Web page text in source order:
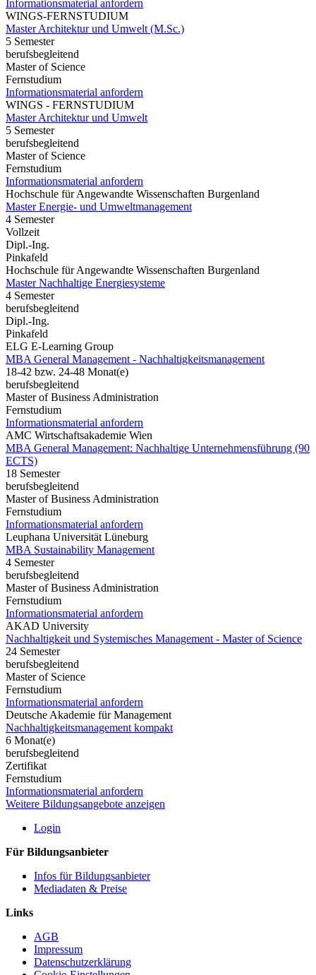
Informationsmaterial anfordern
WINGS-FERNSTUDIUM
Master Architektur und Umwelt (M.Sc.)
5 Semester
berufsbegleitend
Master of Science
Fernstudium
Informationsmaterial anfordern
WINGS - FERNSTUDIUM
Master Architektur und Umwelt
5 Semester
berufsbegleitend
Master of Science
Fernstudium
Informationsmaterial anfordern
Hochschule für Angewandte Wissenschaften Burgenland
Master Energie- und Umweltmanagement
4 Semester
Vollzeit
Dipl.-Ing.
Pinkafeld
Hochschule für Angewandte Wissenschaften Burgenland
Master Nachhaltige Energiesysteme
4 Semester
berufsbegleitend
Dipl.-Ing.
Pinkafeld
ELG E-Learning Group
MBA General Management - Nachhaltigkeitsmanagement
18-42 bzw. 24-48 Monat(e)
berufsbegleitend
Master of Business Administration
Fernstudium
Informationsmaterial anfordern
AMC Wirtschaftsakademie Wien
MBA General Management: Nachhaltige Unternehmensführung (90
ECTS)
18 Semester
berufsbegleitend
Master of Business Administration
Fernstudium
Informationsmaterial anfordern
Leuphana Universität Lüneburg
MBA Sustainability Management
4 Semester
berufsbegleitend
Master of Business Administration
Fernstudium
Informationsmaterial anfordern
AKAD University
Nachhaltigkeit und Systemisches Management - Master of Science
24 Semester
berufsbegleitend
Master of Science
Fernstudium
Informationsmaterial anfordern
Deutsche Akademie für Management
Nachhaltigkeitsmanagement kompakt
6 Monat(e)
berufsbegleitend
Zertifikat
Fernstudium
Informationsmaterial anfordern
Weitere Bildungsangebote anzeigen
Login
Für Bildungsanbieter
Infos für Bildungsanbieter
Mediadaten & Preise
Links
AGB
Impressum
Datenschutzerklärung